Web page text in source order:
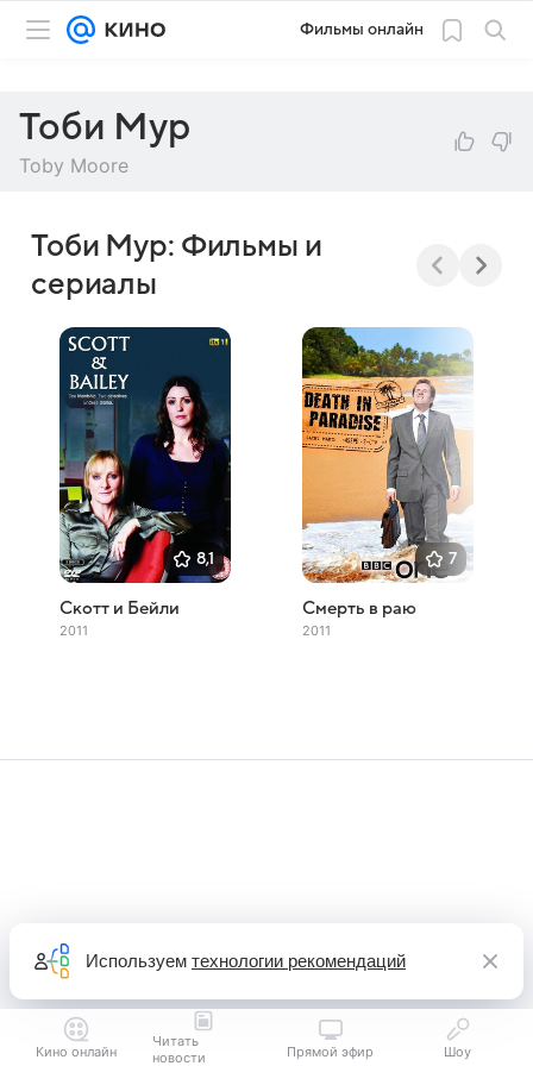
Фильмы онлайн
Тоби Мур
Toby Moore
Тоби Мур: Фильмы и
сериалы
8,1
Скотт и Бейли
2011
7
Смерть в раю
2011
Кино онлайн
Читать
новости
Прямой эфир Шоу
Используем технологии рекомендаций